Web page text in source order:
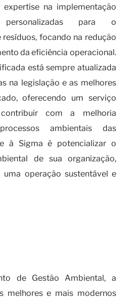
na implementação
para o
focando na redução
da eficiência operacional.
está sempre atualizada
na legislação e as melhores
oferecendo um serviço
com a melhoria
ambientais das
à Sigma é potencializar o
de sua organização,
operação sustentável e
de Gestão Ambiental, a
melhores e mais modernos